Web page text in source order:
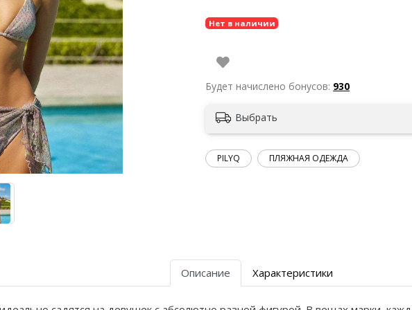
Нет в наличии
Будет начислено бонусов: 930
Выбрать
PILYQ ПЛЯЖНАЯ ОДЕЖДА
Описание Характеристики